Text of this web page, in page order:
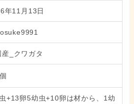
年11月13日
産_クワガタ
個
+13卵5幼虫+10卵は材から、1幼